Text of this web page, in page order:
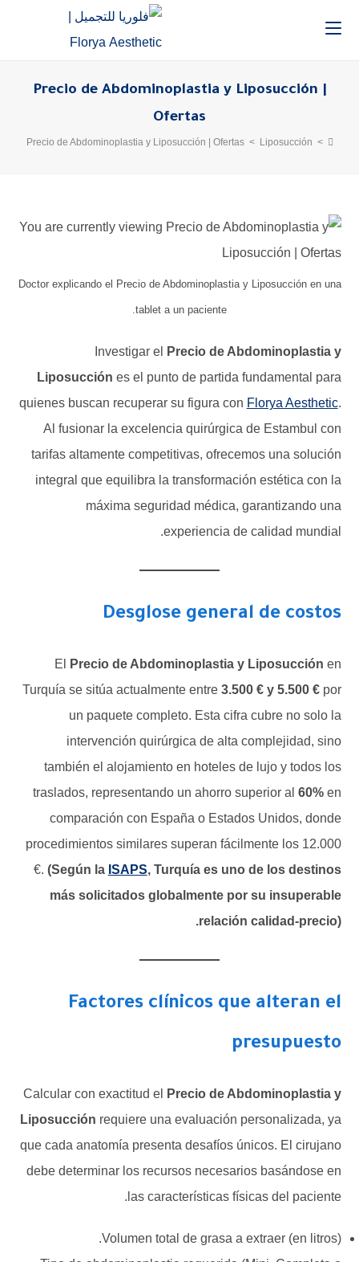
Precio de Abdominoplastia y Liposucción |
Ofertas
>
Liposucción
>
Precio de Abdominoplastia y Liposucción | Ofertas
Doctor explicando el Precio de Abdominoplastia y Liposucción en una
tablet a un paciente.
Investigar el
Precio de Abdominoplastia y
Liposucción es el punto de partida fundamental para
quienes buscan recuperar su figura con Florya Aesthetic.
Al fusionar la excelencia quirúrgica de Estambul con
tarifas altamente competitivas, ofrecemos una solución
integral que equilibra la transformación estética con la
máxima seguridad médica, garantizando una
experiencia de calidad mundial.
Desglose general de costos
El Precio de Abdominoplastia y Liposucción en
Turquía se sitúa actualmente entre 3.500 € y 5.500 €por
un paquete completo. Esta cifra cubre no solo la
intervención quirúrgica de alta complejidad, sino
también el alojamiento en hoteles de lujo y todos los
traslados, representando un ahorro superior al 60%en
comparación con España o Estados Unidos, donde
procedimientos similares superan fácilmente los 12.000
€. (Según la ISAPS, Turquía es uno de los destinos
más solicitados globalmente por su insuperable
relación calidad-precio).
Factores clínicos que alteran el
presupuesto
Calcular con exactitud el
Precio de Abdominoplastia y
Liposucción requiere una evaluación personalizada, ya
que cada anatomía presenta desafíos únicos. El cirujano
debe determinar los recursos necesarios basándose en
las características físicas del paciente.
Volumen total de grasa a extraer (en litros).